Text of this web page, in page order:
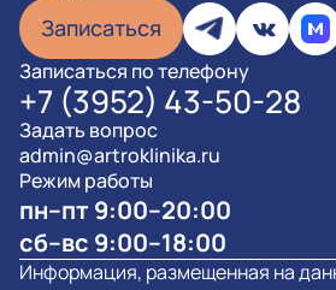
Записаться
Записаться по телефону
+7 (3952) 43-50-28
Задать вопрос
admin@artroklinika.ru
Режим работы
пн–пт 9:00–20:00
сб–вс 9:00–18:00
Информация, размещенная на